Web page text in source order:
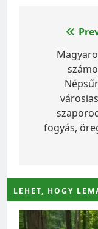
fogyás,
LEHET, HOGY